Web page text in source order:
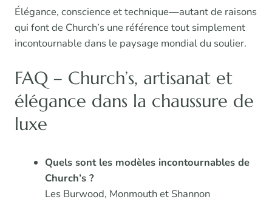
Élégance, conscience et technique—autant de raisons
qui font de Church’s une référence tout simplement
incontournable dans le paysage mondial du soulier.
FAQ – Church’s, artisanat et
élégance dans la chaussure de
luxe
Quels sont les modèles incontournables de
Church’s ?
Les Burwood, Monmouth et Shannon